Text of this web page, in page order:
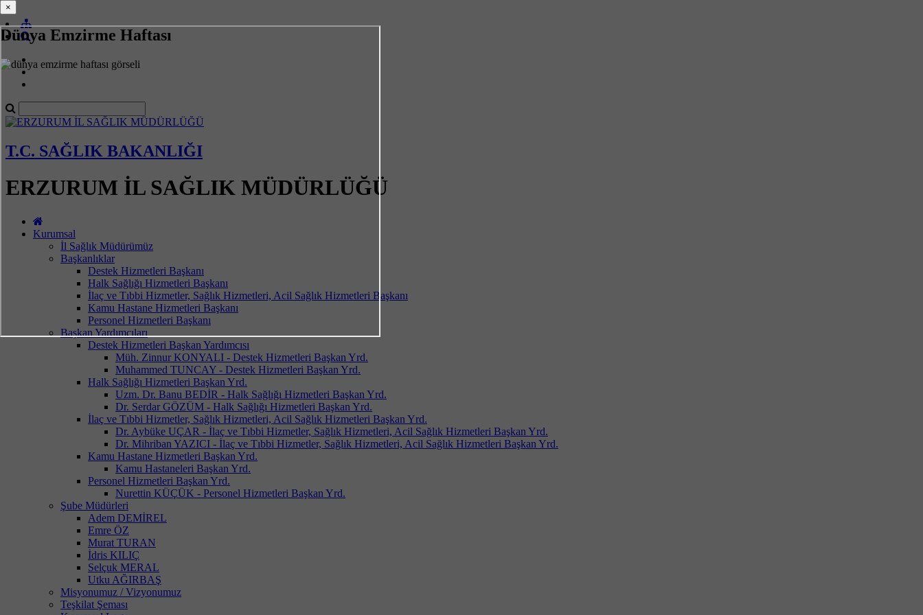
Dünya Emzirme Haftası
T.C. SAĞLIK BAKANLIĞI
ERZURUM İL SAĞLIK MÜDÜRLÜĞÜ
Kurumsal
İl Sağlık Müdürümüz
Başkanlıklar
Destek Hizmetleri Başkanı
Halk Sağlığı Hizmetleri Başkanı
İlaç ve Tıbbi Hizmetler, Sağlık Hizmetleri, Acil Sağlık Hizmetleri Başkanı
Kamu Hastane Hizmetleri Başkanı
Personel Hizmetleri Başkanı
Başkan Yardımcıları
Destek Hizmetleri Başkan Yardımcısı
Müh. Zinnur KONYALI - Destek Hizmetleri Başkan Yrd.
Muhammed TUNCAY - Destek Hizmetleri Başkan Yrd.
Halk Sağlığı Hizmetleri Başkan Yrd.
Uzm. Dr. Banu BEDİR - Halk Sağlığı Hizmetleri Başkan Yrd.
Dr. Serdar GÖZÜM - Halk Sağlığı Hizmetleri Başkan Yrd.
İlaç ve Tıbbi Hizmetler, Sağlık Hizmetleri, Acil Sağlık Hizmetleri Başkan Yrd.
Dr. Aybüke UÇAR - İlaç ve Tıbbi Hizmetler, Sağlık Hizmetleri, Acil Sağlık Hizmetleri Başkan Yrd.
Dr. Mihriban YAZICI - İlaç ve Tıbbi Hizmetler, Sağlık Hizmetleri, Acil Sağlık Hizmetleri Başkan Yrd.
Kamu Hastane Hizmetleri Başkan Yrd.
Kamu Hastaneleri Başkan Yrd.
Personel Hizmetleri Başkan Yrd.
Nurettin KÜÇÜK - Personel Hizmetleri Başkan Yrd.
Şube Müdürleri
Adem DEMİREL
Emre ÖZ
Murat TURAN
İdris KILIÇ
Selçuk MERAL
Utku AĞIRBAŞ
Misyonumuz / Vizyonumuz
Teşkilat Şeması
×